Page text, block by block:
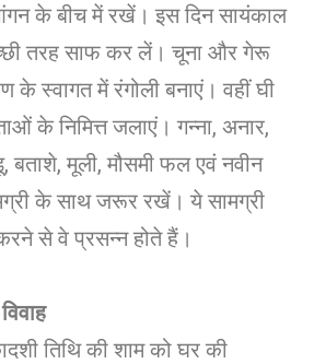
के बीच में रखें। इस दिन सायंकाल
तरह साफ कर लें। चूना और गेरू
के स्वागत में रंगोली बनाएं। वहीं घी
के निमित्त जलाएं। गन्ना, अनार,
बताशे, मूली, मौसमी फल एवं नवीन
के साथ जरूर रखें। ये सामग्री
से वे प्रसन्न होते हैं।
तिथि की शाम को घर की